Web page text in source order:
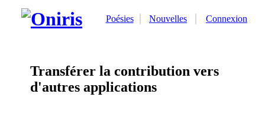
Poésies Nouvelles Connexion
Transférer la contribution vers
d'autres applications